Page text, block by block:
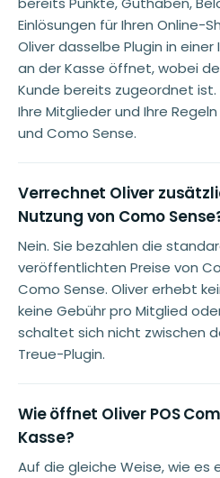
Einlösungen für Ihren Online-
Oliver dasselbe Plugin in
an der Kasse öffnet, wobei
Kunde bereits zugeordnet
Ihre Mitglieder und Ihre
und Como Sense.
Verrechnet Oliver
Nutzung von Como
Nein. Sie bezahlen die
veröffentlichten Preise von
Como Sense. Oliver erhebt
keine Gebühr pro Mitglied
schaltet sich nicht zwischen
Treue-Plugin.
Wie öffnet Oliver POS
Kasse?
Auf die gleiche Weise, wie